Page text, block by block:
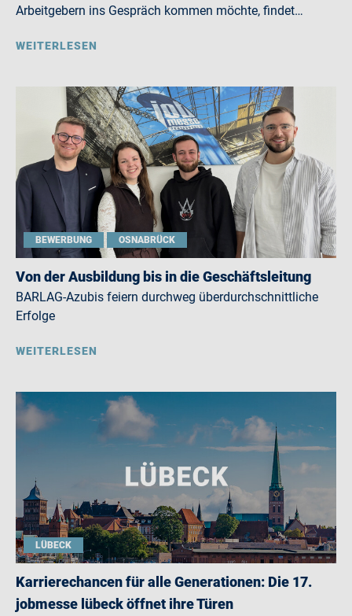
Arbeitgebern ins Gespräch kommen möchte, findet…
WEITERLESEN
BEWERBUNG OSNABRÜCK
Von der Ausbildung bis in die Geschäftsleitung
BARLAG-Azubis feiern durchweg überdurchschnittliche
Erfolge
WEITERLESEN
LÜBECK
Karrierechancen für alle Generationen: Die 17.
jobmesse lübeck öffnet ihre Türen